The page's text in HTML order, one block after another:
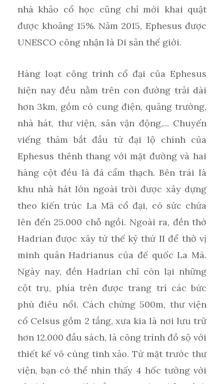
nhà khảo cổ học cũng chỉ mới khai quật
được khoảng 15%. Năm 2015, Ephesus được
UNESCO công nhận là Di sản thế giới.
Hàng loạt công trình cổ đại của Ephesus
hiện nay đều nằm trên con đường trải dài
hơn 3km, gồm có cung điện, quảng trường,
nhà hát, thư viện, sân vận động,... Chuyến
viếng thăm bắt đầu từ đại lộ chính của
Ephesus thênh thang với mặt đường và hai
hàng cột đều là đá cẩm thạch. Bên trái là
khu nhà hát lớn ngoài trời được xây dựng
theo kiến trúc La Mã cổ đại, có sức chứa
lên đến 25.000 chỗ ngồi. Ngoài ra, đền thờ
Hadrian được xây từ thế kỷ thứ II để thờ vị
minh quân Hadrianus của đế quốc La Mã.
Ngày nay, đền Hadrian chỉ còn lại những
cột trụ, phía trên được trang trí các bức
phù điêu nổi. Cách chừng 500m, thư viện
cổ Celsus gồm 2 tầng, xưa kia là nơi lưu trữ
hơn 12.000 đầu sách, là công trình đồ sộ với
thiết kế vô cùng tinh xảo. Từ mặt trước thư
viện, bạn có thể nhìn thấy 4 hốc tường với